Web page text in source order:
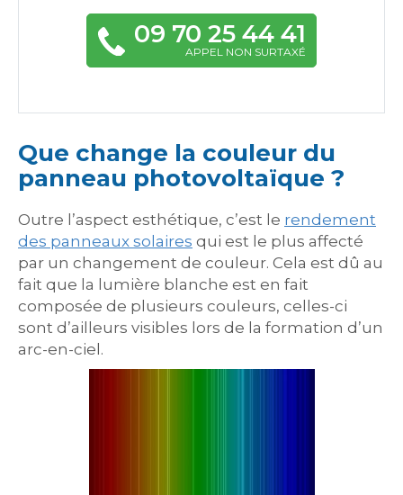
09 70 25 44 41
APPEL NON SURTAXÉ
Que change la couleur du
panneau photovoltaïque ?
Outre l’aspect esthétique, c’est le rendement
des panneaux solaires qui est le plus affecté
par un changement de couleur. Cela est dû au
fait que la lumière blanche est en fait
composée de plusieurs couleurs, celles-ci
sont d’ailleurs visibles lors de la formation d’un
arc-en-ciel.